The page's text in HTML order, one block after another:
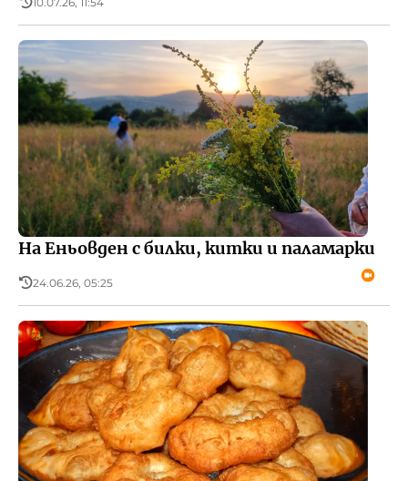
На Еньовден с билки, китки и паламарки
24.06.26, 05:25